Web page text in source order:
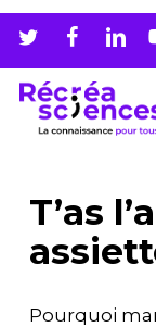
Skip
main
content
T’as
Pourquoi